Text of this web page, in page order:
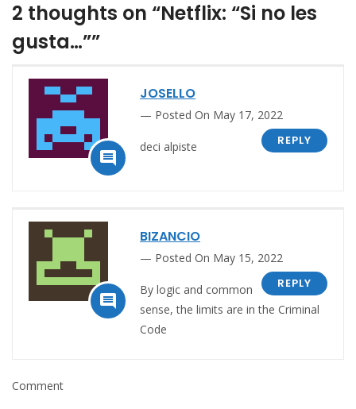
2 thoughts on “Netflix: “Si no les
gusta…””

JOSELLO
Posted On May 17, 2022
REPLY
deci alpiste

BIZANCIO
Posted On May 15, 2022
REPLY
By logic and common
sense, the limits are in the Criminal
Code
Comment